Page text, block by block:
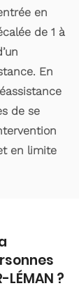
en
de 1 à
En
de se
en limite
LÉMAN ?